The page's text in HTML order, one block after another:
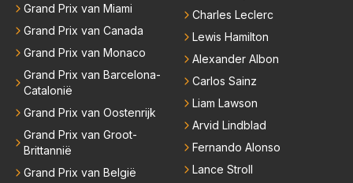
Grand Prix van Miami
Grand Prix van Canada
Grand Prix van Monaco
Grand Prix van Barcelona-
Catalonië
Grand Prix van Oostenrijk
Grand Prix van Groot-
Brittannië
Grand Prix van België
Charles Leclerc
Lewis Hamilton
Alexander Albon
Carlos Sainz
Liam Lawson
Arvid Lindblad
Fernando Alonso
Lance Stroll